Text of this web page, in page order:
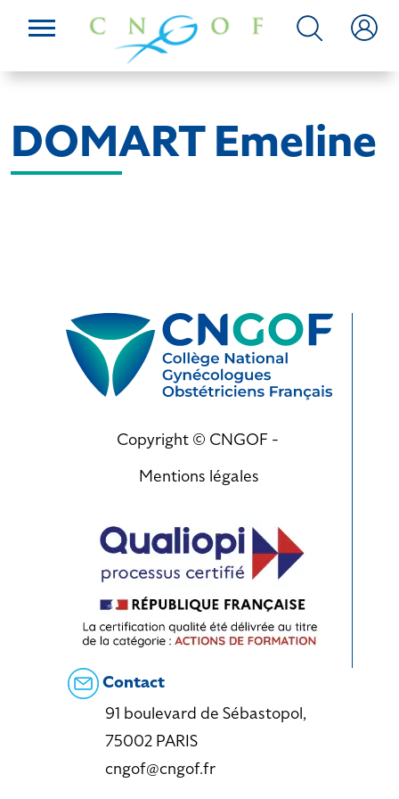
DOMART Emeline
Copyright © CNGOF -
Mentions légales
Contact
91 boulevard de Sébastopol,
75002 PARIS
cngof@cngof.fr